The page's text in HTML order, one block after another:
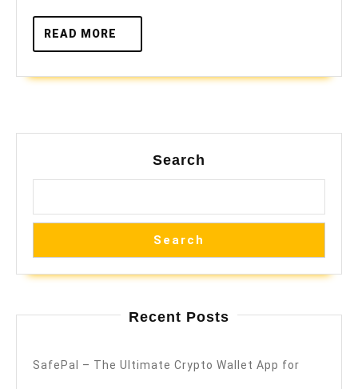
READ MORE
MORE
Search
Search
Recent Posts
SafePal – The Ultimate Crypto Wallet App for